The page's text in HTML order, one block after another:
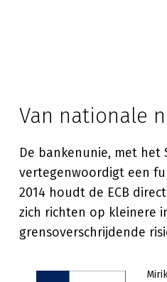
Van nationale
De bankenunie, met het
vertegenwoordigt een
2014 houdt de ECB
zich richten op kleinere
grensoverschrijdende